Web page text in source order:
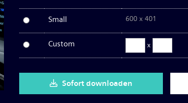
Small 600 x 401
Custom x
Sofort downloaden